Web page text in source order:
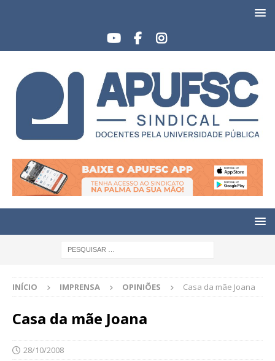
INÍCIO IMPRENSA OPINIÕES Casa da mãe Joana
Casa da mãe Joana
28/10/2008